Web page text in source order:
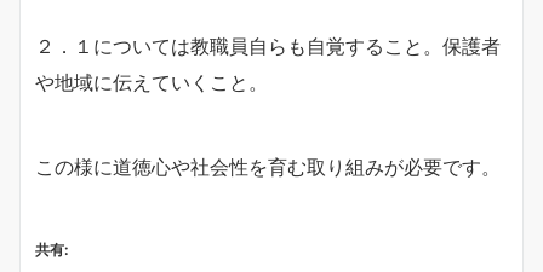
２．１については教職員自らも自覚すること。保護者
や地域に伝えていくこと。
この様に道徳心や社会性を育む取り組みが必要です。
共有: